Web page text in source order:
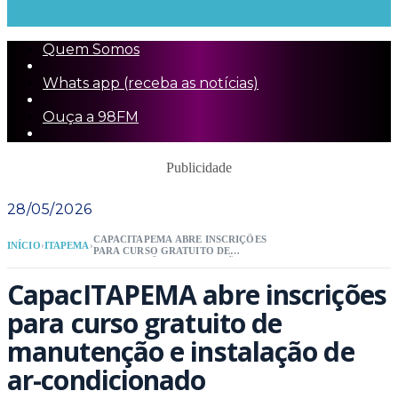
Quem Somos
Whats app (receba as notícias)
Ouça a 98FM
Publicidade
28/05/2026
INÍCIO›ITAPEMA ›
CAPACITAPEMA ABRE INSCRIÇÕES
PARA CURSO GRATUITO DE
CapacITAPEMA abre inscrições
para curso gratuito de
manutenção e instalação de
ar-condicionado